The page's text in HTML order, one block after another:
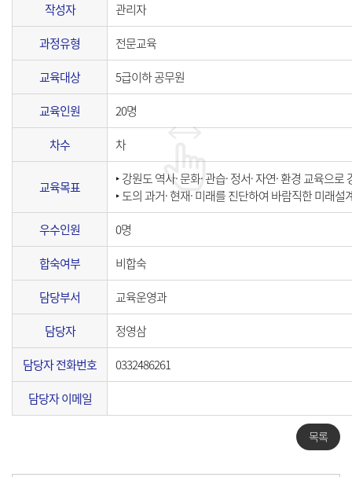
작성자
관리자
과정유형
전문교육
교육대상
5급이하 공무원
교육인원
20명
차수
차
교육목표
‣ 강원도 역사· 문화· 관습· 정서· 자연· 환경 교육으
‣ 도의 과거· 현재· 미래를 진단하여 바람직한 미래설
우수인원
0명
합숙여부
비합숙
담당부서
교육운영과
담당자
정영삼
담당자 전화번호
0332486261
담당자 이메일
목록